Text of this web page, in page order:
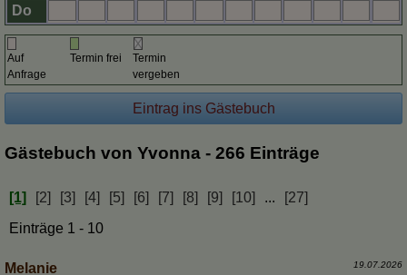
Do
Auf
Anfrage
Termin frei
Termin
vergeben
Gästebuch von Yvonna - 266 Einträge
[1] [2] [3] [4] [5] [6] [7] [8] [9] [10] ...
[27]
Einträge 1 - 10
Melanie 19.07.2026